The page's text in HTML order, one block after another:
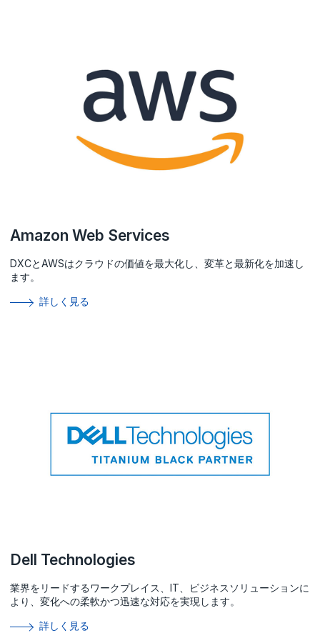
Amazon Web Services
DXCとAWSはクラウドの価値を最大化し、変革と最新化を加速し
ます。
詳しく見る
Dell Technologies
業界をリードするワークプレイス、IT、ビジネスソリューションに
より、変化への柔軟かつ迅速な対応を実現します。
詳しく見る